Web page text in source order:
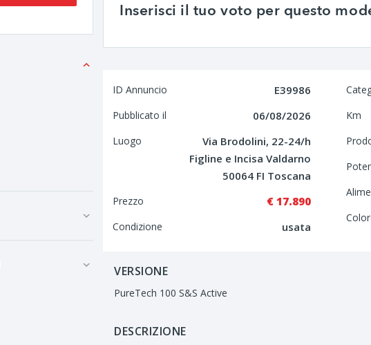
Inserisci il tuo voto per questo
ID Annuncio E39986
Pubblicato il 06/08/2026
Luogo
Via Brodolini, 22-24/h
Figline e Incisa Valdarno
50064 FI Toscana
Prezzo € 17.890
Condizione usata
Km
VERSIONE
PureTech 100 S&S Active
DESCRIZIONE